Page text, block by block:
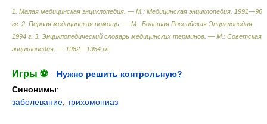
1. Малая медицинская энциклопедия. — М.: Медицинская энциклопедия. 1991—96
гг. 2. Первая медицинская помощь. — М.: Большая Российская Энциклопедия.
1994 г. 3. Энциклопедический словарь медицинских терминов. — М.: Советская
энциклопедия. — 1982—1984 гг
Игры ⚽
Нужно решить контрольную?
Синонимы:
заболевание трихомониаз